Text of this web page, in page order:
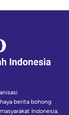
berita bohong
Indonesia.